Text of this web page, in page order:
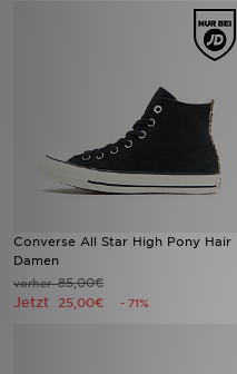
Converse All Star High Pony Hair
Damen
vorher85,00€
Jetzt 25,00€ - 71%